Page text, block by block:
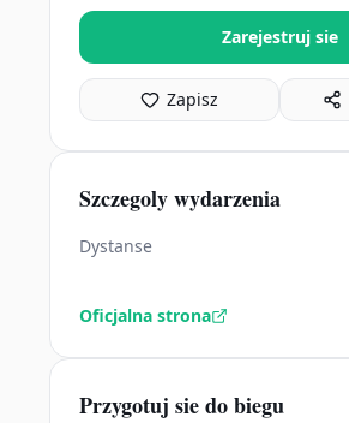
Zarejestruj sie
Zapisz
Szczegoly wydarzenia
Dystanse
Oficjalna strona
Przygotuj sie do biegu